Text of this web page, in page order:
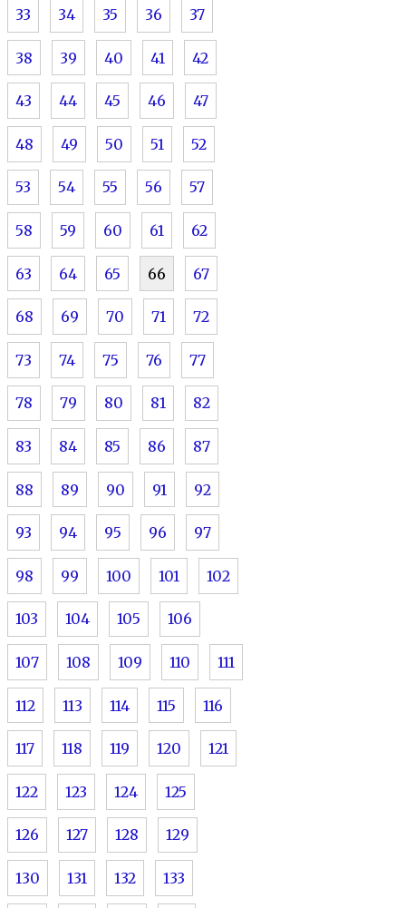
33 34 35 36 37
38 39 40 41 42
43 44 45 46 47
48 49 50 51 52
53 54 55 56 57
58 59 60 61 62
63 64 65 66 67
68 69 70 71 72
73 74 75 76 77
78 79 80 81 82
83 84 85 86 87
88 89 90 91 92
93 94 95 96 97
98 99 100 101 102
103 104 105 106
107 108 109 110 111
112 113 114 115 116
117 118 119 120 121
122 123 124 125
126 127 128 129
130 131 132 133